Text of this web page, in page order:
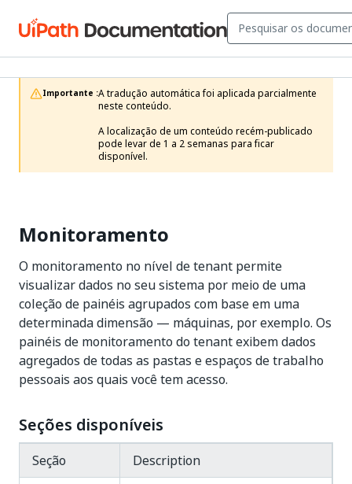
Importante :A tradução automática foi aplicada parcialmente
neste conteúdo.
A localização de um conteúdo recém-publicado
pode levar de 1 a 2 semanas para ficar
disponível.
Monitoramento
O monitoramento no nível de tenant permite
visualizar dados no seu sistema por meio de uma
coleção de painéis agrupados com base em uma
determinada dimensão — máquinas, por exemplo. Os
painéis de monitoramento do tenant exibem dados
agregados de todas as pastas e espaços de trabalho
pessoais aos quais você tem acesso.
Seções disponíveis
Seção
Description